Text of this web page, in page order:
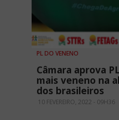
PL DO VENENO
Câmara aprova
mais veneno na
dos brasileiros
10 FEVEREIRO, 2022 - 09H36